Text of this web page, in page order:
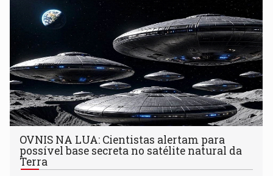
OVNIS NA LUA: Cientistas alertam para
possível base secreta no satélite natural da
Terra